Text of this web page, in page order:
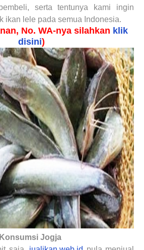
serta tentunya kami ingin
ikan lele pada semua Indonesia.
No. WA-nya silahkan klik
disini)
Jogja